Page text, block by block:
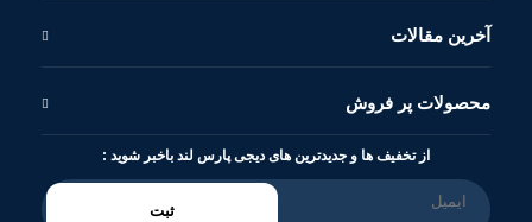
آخرین مقالات
محصولات پر فروش
از تخفیف ها و جدیدترین های دیجی پارس لند باخبر شوید :
ثبت